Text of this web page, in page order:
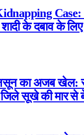
Case:
के दबाव के लिए
का अजब खेल:
सूखे की मार से